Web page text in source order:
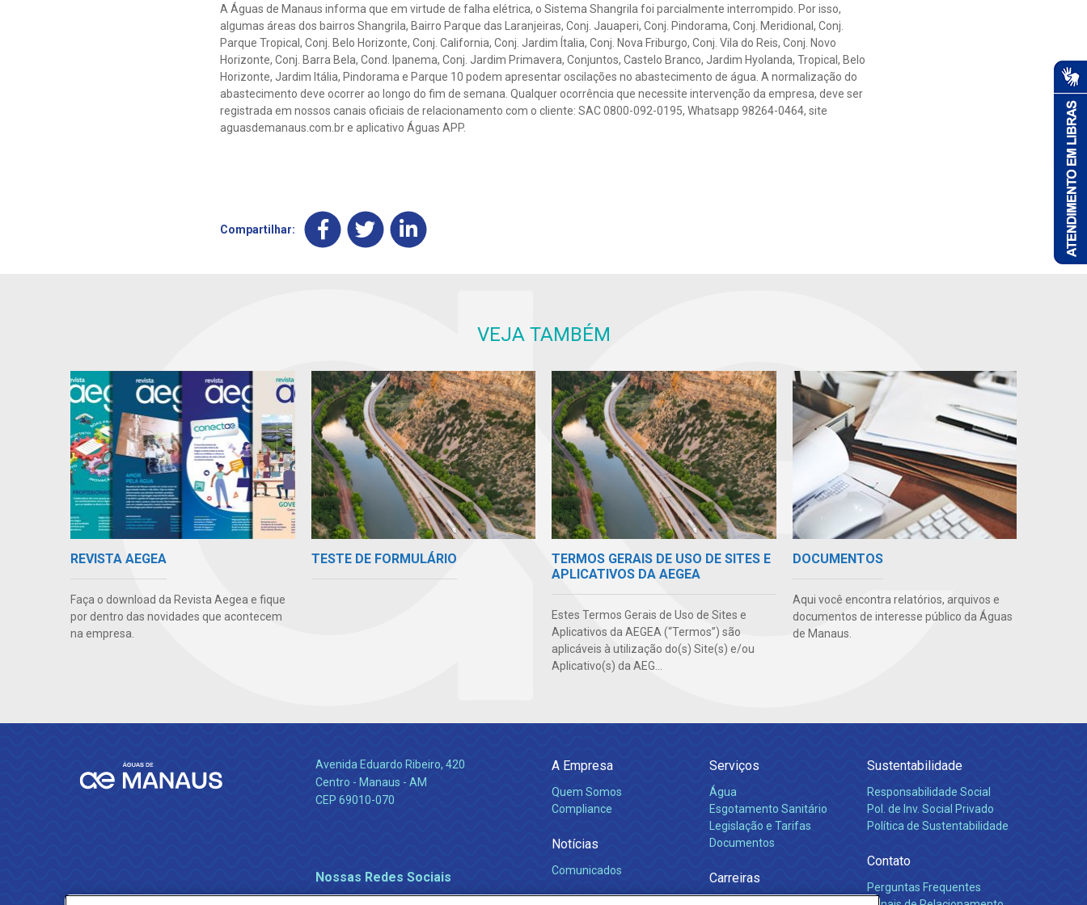
A Águas de Manaus informa que em virtude de falha elétrica, o Sistema Shangrila foi parcialmente interrompido. Por isso,
algumas áreas dos bairros Shangrila, Bairro Parque das Laranjeiras, Conj. Jauaperi, Conj. Pindorama, Conj. Meridional, Conj.
Parque Tropical, Conj. Belo Horizonte, Conj. California, Conj. Jardim Ítalia, Conj. Nova Friburgo, Conj. Vila do Reis, Conj. Novo
Horizonte, Conj. Barra Bela, Cond. Ipanema, Conj. Jardim Primavera, Conjuntos, Castelo Branco, Jardim Hyolanda, Tropical, Belo
Horizonte, Jardim Itália, Pindorama e Parque 10 podem apresentar oscilações no abastecimento de água. A normalização do
abastecimento deve ocorrer ao longo do fim de semana. Qualquer ocorrência que necessite intervenção da empresa, deve ser
registrada em nossos canais oficiais de relacionamento com o cliente: SAC 0800-092-0195, Whatsapp 98264-0464, site
aguasdemanaus.com.br e aplicativo Águas APP.
Compartilhar:
VEJA TAMBÉM
REVISTA AEGEA
Faça o download da Revista Aegea e fique
por dentro das novidades que acontecem
na empresa.
TESTE DE FORMULÁRIO
TERMOS GERAIS DE USO DE SITES E
APLICATIVOS DA AEGEA
Estes Termos Gerais de Uso de Sites e
Aplicativos da AEGEA (“Termos”) são
aplicáveis à utilização do(s) Site(s) e/ou
Aplicativo(s) da AEG...
DOCUMENTOS
Aqui você encontra relatórios, arquivos e
documentos de interesse público da Águas
de Manaus.
Avenida Eduardo Ribeiro, 420
Centro - Manaus - AM
CEP 69010-070
Nossas Redes Sociais
A Empresa
Quem Somos
Compliance
Notícias
Comunicados
Serviços
Água
Esgotamento Sanitário
Legislação e Tarifas
Documentos
Carreiras
Sustentabilidade
Responsabilidade Social
Pol. de Inv. Social Privado
Política de Sustentabilidade
Contato
Perguntas Frequentes